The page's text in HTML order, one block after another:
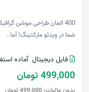
400 المان طراحی موشن
شما در ویدئو مارکتینگ! آما..
فایل دیجیتال آماده
499,000 تومان